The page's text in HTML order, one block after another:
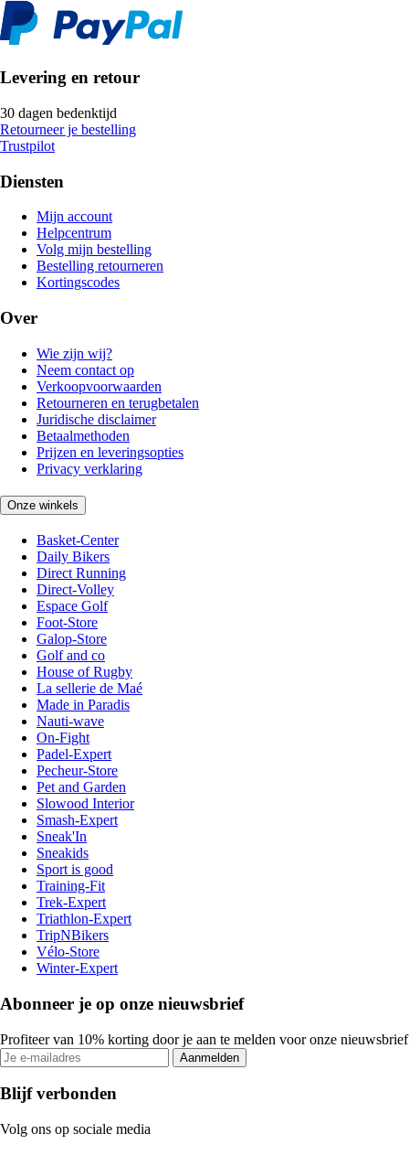
Levering en retour
30 dagen bedenktijd
Retourneer je bestelling
Trustpilot
Diensten
Mijn account
Helpcentrum
Volg mijn bestelling
Bestelling retourneren
Kortingscodes
Over
Wie zijn wij?
Neem contact op
Verkoopvoorwaarden
Retourneren en terugbetalen
Juridische disclaimer
Betaalmethoden
Prijzen en leveringsopties
Privacy verklaring
Onze winkels
Basket-Center
Daily Bikers
Direct Running
Direct-Volley
Espace Golf
Foot-Store
Galop-Store
Golf and co
House of Rugby
La sellerie de Maé
Made in Paradis
Nauti-wave
On-Fight
Padel-Expert
Pecheur-Store
Pet and Garden
Slowood Interior
Smash-Expert
Sneak'In
Sneakids
Sport is good
Training-Fit
Trek-Expert
Triathlon-Expert
TripNBikers
Vélo-Store
Winter-Expert
Abonneer je op onze nieuwsbrief
Profiteer van 10% korting door je aan te melden voor onze nieuwsbrief
Aanmelden
Blijf verbonden
Volg ons op sociale media